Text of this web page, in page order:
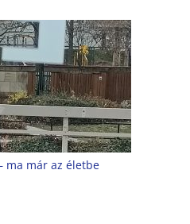
ma már az életbe